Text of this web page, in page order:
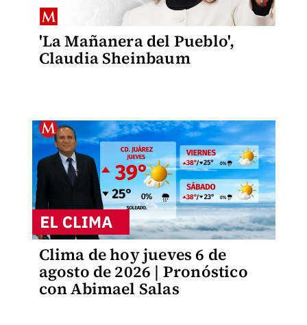
'La Mañanera del Pueblo',
Claudia Sheinbaum
Clima de hoy jueves 6 de
agosto de 2026 | Pronóstico
con Abimael Salas